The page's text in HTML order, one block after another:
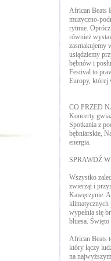
​African Beats
muzyczno-
rytmie.
również
zasmakujemy
usiądziemy
bębnów i
Festival to
Europy, której
CO PRZED
Koncerty
Spotkania z
bębniarskie,
energia.
SPRAWDŹ
Wszystko
zwierząt i
Kawęczynie.
klimatycznych
wypełnia się
bluesa.
African Beats
który łączy
na